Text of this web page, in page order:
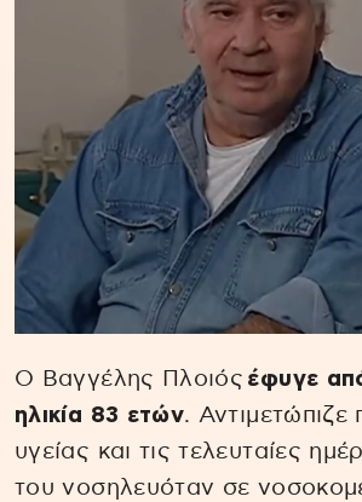
Ο Βαγγέλης Πλοιός έφυγε
ηλικία 83 ετών.
υγείας και τις τελευταίες
του νοσηλευόταν σε